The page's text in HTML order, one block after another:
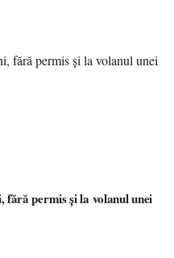
permis și la volanul unei